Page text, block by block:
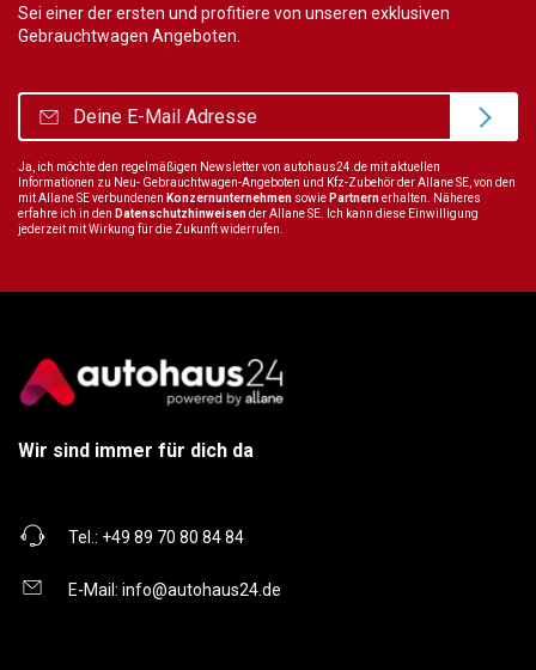
Sei einer der ersten und profitiere von unseren exklusiven
Gebrauchtwagen Angeboten.
Ja, ich möchte den regelmäßigen Newsletter von autohaus24.de mit aktuellen
Informationen zu Neu- Gebrauchtwagen-Angeboten und Kfz-Zubehör der Allane SE, von den
mit Allane SE verbundenen Konzernunternehmen sowie Partnernerhalten. Näheres
erfahre ich in den Datenschutzhinweisender Allane SE. Ich kann diese Einwilligung
jederzeit mit Wirkung für die Zukunft widerrufen.
Wir sind immer für dich da
Tel.: +49 89 70 80 84 84
E-Mail: info@autohaus24.de